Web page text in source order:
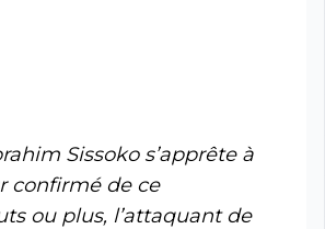
Sissoko s’apprête à
confirmé de ce
ou plus, l’attaquant de